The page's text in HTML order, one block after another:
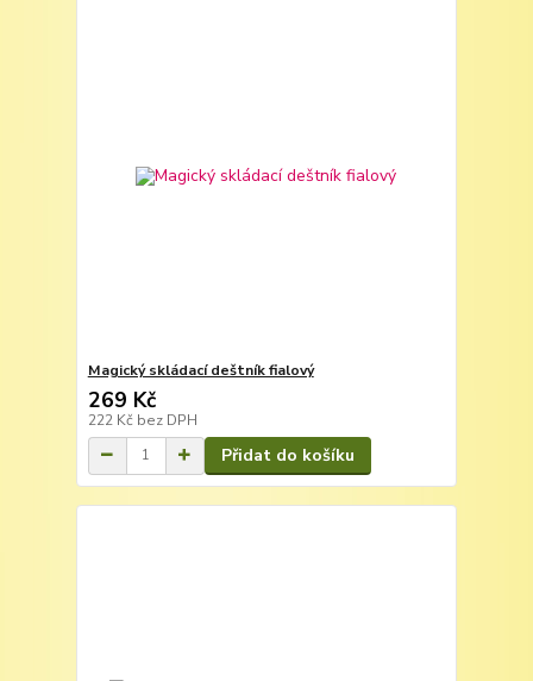
Magický skládací deštník fialový
269 Kč
222 Kč bez DPH
Přidat do košíku